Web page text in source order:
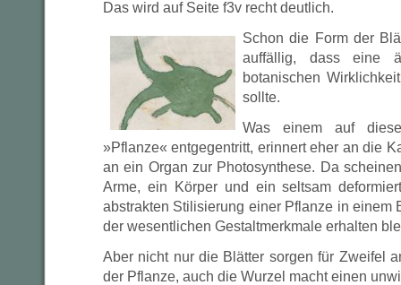
Das wird auf Seite f3v recht deutlich.
Schon die Form der
auffällig, dass eine
botanischen
sollte.
Was einem auf
»Pflanze« entgegentritt, erinnert eher an die
an ein Organ zur Photosynthese. Da
Arme, ein Körper und ein seltsam
abstrakten Stilisierung einer Pflanze in einem
der wesentlichen Gestaltmerkmale erhalten
Aber nicht nur die Blätter sorgen für Zweifel
der Pflanze, auch die Wurzel macht einen